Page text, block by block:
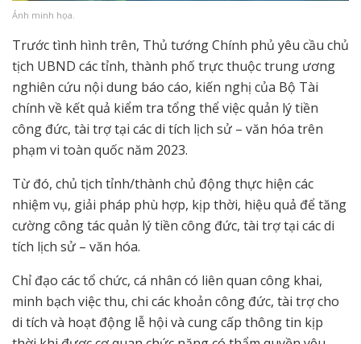
Ảnh minh họa.
Trước tình hình trên, Thủ tướng Chính phủ yêu cầu chủ
tịch UBND các tỉnh, thành phố trực thuộc trung ương
nghiên cứu nội dung báo cáo, kiến nghị của Bộ Tài
chính về kết quả kiểm tra tổng thể việc quản lý tiền
công đức, tài trợ tại các di tích lịch sử – văn hóa trên
phạm vi toàn quốc năm 2023.
Từ đó, chủ tịch tỉnh/thành chủ động thực hiện các
nhiệm vụ, giải pháp phù hợp, kịp thời, hiệu quả để tăng
cường công tác quản lý tiền công đức, tài trợ tại các di
tích lịch sử – văn hóa.
Chỉ đạo các tổ chức, cá nhân có liên quan công khai,
minh bạch việc thu, chi các khoản công đức, tài trợ cho
di tích và hoạt động lễ hội và cung cấp thông tin kịp